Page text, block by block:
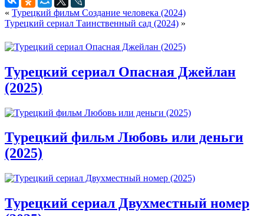
« Турецкий фильм Создание человека (2024)
Турецкий сериал Таинственный сад (2024) »
Турецкий сериал Опасная Джейлан
(2025)
Турецкий фильм Любовь или деньги
(2025)
Турецкий сериал Двухместный номер